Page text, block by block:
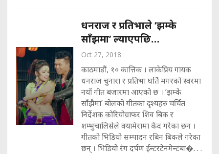
धनराज र प्रतिभाले ‘झम्के
साँझमा’ ल्याएपछि‍‍…
Oct 27, 2018
काठमाडौं, १० कात्तिक । लाकेप्रिय गायक
धनराज चुनारा र प्रतिभा घर्ति मगरको स्वरमा
नयाँ गीत बजारमा आएको छ । ‘झम्के
साँझैमा’ बोलको गीतका दृश्यहरु चर्चित
निर्देशक कोरियोग्राफर शिव बिक र
शम्भुचालिसेले क्यामेरामा कैद गरेका छन ।
गीतको भिडियो सम्पादन रबिन बिकले गरेका
छन् । भिडियो रंग दर्पण ईन्टरटेनमेन्टबा�. . .